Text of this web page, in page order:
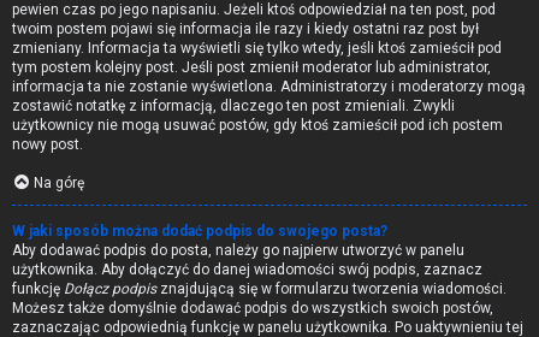
pewien czas po jego napisaniu. Jeżeli ktoś odpowiedział na ten post, pod
twoim postem pojawi się informacja ile razy i kiedy ostatni raz post był
zmieniany. Informacja ta wyświetli się tylko wtedy, jeśli ktoś zamieścił pod
tym postem kolejny post. Jeśli post zmienił moderator lub administrator,
informacja ta nie zostanie wyświetlona. Administratorzy i moderatorzy mogą
zostawić notatkę z informacją, dlaczego ten post zmieniali. Zwykli
użytkownicy nie mogą usuwać postów, gdy ktoś zamieścił pod ich postem
nowy post.
Na górę
W jaki sposób można dodać podpis do swojego posta?
Aby dodawać podpis do posta, należy go najpierw utworzyć w panelu
użytkownika. Aby dołączyć do danej wiadomości swój podpis, zaznacz
funkcję Dołącz podpisznajdującą się w formularzu tworzenia wiadomości.
Możesz także domyślnie dodawać podpis do wszystkich swoich postów,
zaznaczając odpowiednią funkcję w panelu użytkownika. Po uaktywnieniu tej